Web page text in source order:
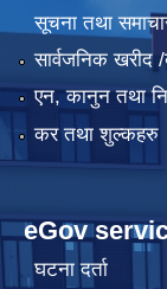
सूचना तथा
सार्वजनिक खरीद
एन, कानुन तथा
कर तथा शुल्कहरु
eGov
घटना दर्ता